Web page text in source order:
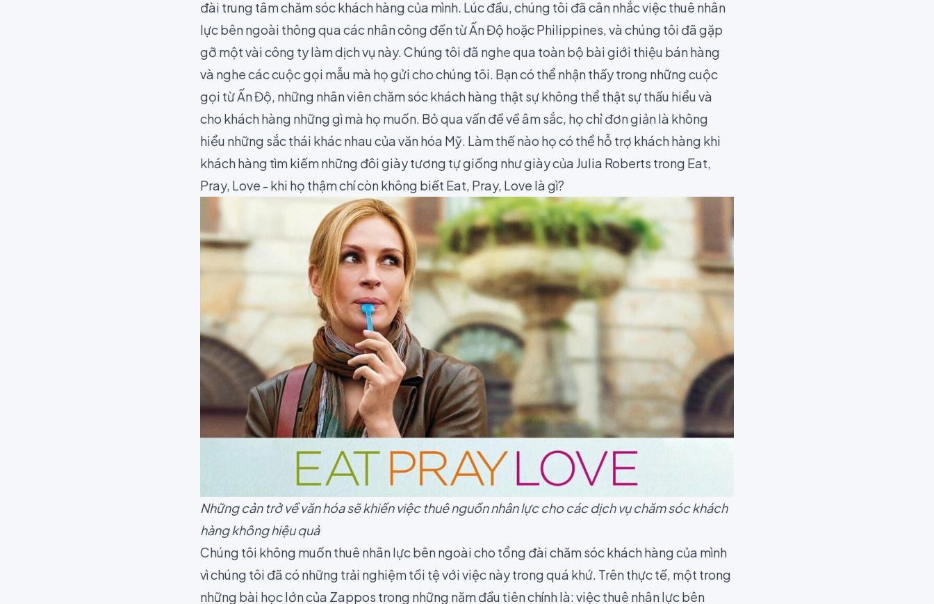
đài trung tâm chăm sóc khách hàng của mình. Lúc đầu, chúng tôi đã cân nhắc việc thuê nhân
lực bên ngoài thông qua các nhân công đến từ Ấn Độ hoặc Philippines, và chúng tôi đã gặp
gỡ một vài công ty làm dịch vụ này. Chúng tôi đã nghe qua toàn bộ bài giới thiệu bán hàng
và nghe các cuộc gọi mẫu mà họ gửi cho chúng tôi. Bạn có thể nhận thấy trong những cuộc
gọi từ Ấn Độ, những nhân viên chăm sóc khách hàng thật sự không thể thật sự thấu hiểu và
cho khách hàng những gì mà họ muốn. Bỏ qua vấn đề về âm sắc, họ chỉ đơn giản là không
hiểu những sắc thái khác nhau của văn hóa Mỹ. Làm thế nào họ có thể hỗ trợ khách hàng khi
khách hàng tìm kiếm những đôi giày tương tự giống như giày của Julia Roberts trong Eat,
Pray, Love - khi họ thậm chí còn không biết Eat, Pray, Love là gì?
Những cản trở về văn hóa sẽ khiến việc thuê nguồn nhân lực cho các dịch vụ chăm sóc khách
hàng không hiệu quả
Chúng tôi không muốn thuê nhân lực bên ngoài cho tổng đài chăm sóc khách hàng của mình
vì chúng tôi đã có những trải nghiệm tồi tệ với việc này trong quá khứ. Trên thực tế, một trong
những bài học lớn của Zappos trong những năm đầu tiên chính là: việc thuê nhân lực bên